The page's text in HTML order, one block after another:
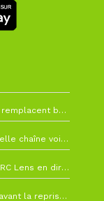
La Liga change de diffuseur : DAZN et Disney+ remplacent beIN Sports !
RC Lens – Villarreal : à quelle heure et sur quelle chaîne voir la finale de la Como Cup ?
Como Cup : comment regarder les matchs du RC Lens en direct ?
Ligue 1+ diffusera plus de 30 matchs amicaux avant la reprise de la Ligue 1